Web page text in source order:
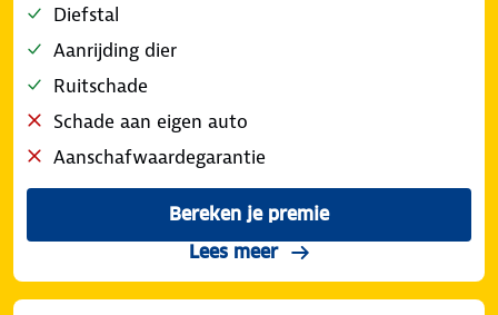
Diefstal
Aanrijding dier
Ruitschade
Schade aan eigen auto
Aanschafwaardegarantie
Bereken je premievoor de ANWB Veilig
Lees meerover de Beperkt Casco